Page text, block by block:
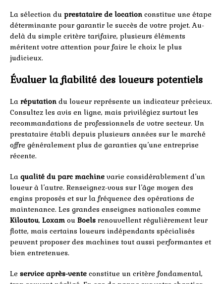
La sélection du prestataire de location constitue une étape
déterminante pour garantir le succès de votre projet. Au-
delà du simple critère tarifaire, plusieurs éléments
méritent votre attention pour faire le choix le plus
judicieux.
Évaluer la fiabilité des loueurs potentiels
La réputation du loueur représente un indicateur précieux.
Consultez les avis en ligne, mais privilégiez surtout les
recommandations de professionnels de votre secteur. Un
prestataire établi depuis plusieurs années sur le marché
offre généralement plus de garanties qu’une entreprise
récente.
La qualité du parc machine varie considérablement d’un
loueur à l’autre. Renseignez-vous sur l’âge moyen des
engins proposés et sur la fréquence des opérations de
maintenance. Les grandes enseignes nationales comme
Kiloutou, Loxam ou Boels renouvellent régulièrement leur
flotte, mais certains loueurs indépendants spécialisés
peuvent proposer des machines tout aussi performantes et
bien entretenues.
Le service après-vente constitue un critère fondamental,